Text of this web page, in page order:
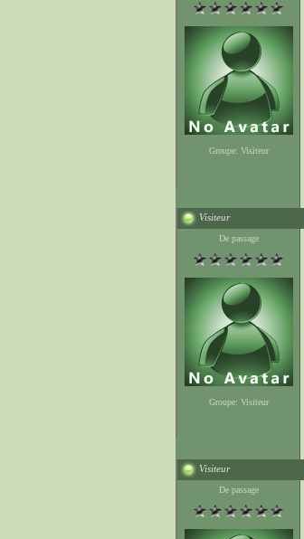
Groupe: Visiteur
Visiteur
De passage
Groupe: Visiteur
Visiteur
De passage